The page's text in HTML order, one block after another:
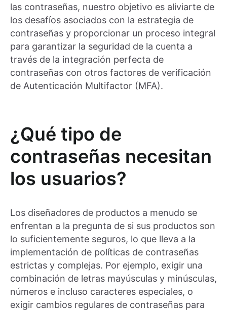
las contraseñas, nuestro objetivo es aliviarte de
los desafíos asociados con la estrategia de
contraseñas y proporcionar un proceso integral
para garantizar la seguridad de la cuenta a
través de la integración perfecta de
contraseñas con otros factores de verificación
de Autenticación Multifactor (MFA).
¿Qué tipo de
contraseñas necesitan
los usuarios?
Los diseñadores de productos a menudo se
enfrentan a la pregunta de si sus productos son
lo suficientemente seguros, lo que lleva a la
implementación de políticas de contraseñas
estrictas y complejas. Por ejemplo, exigir una
combinación de letras mayúsculas y minúsculas,
números e incluso caracteres especiales, o
exigir cambios regulares de contraseñas para